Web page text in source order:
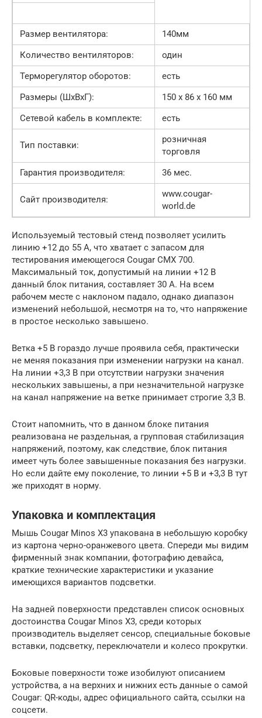
Размер вентилятора:
140мм
Количество вентиляторов:
один
Терморегулятор оборотов:
есть
Размеры (ШхВхГ):
150 х 86 х 160 мм
Сетевой кабель в комплекте:
есть
Тип поставки:
розничная
торговля
Гарантия производителя:
36 мес.
Сайт производителя:
www.cougar-
world.de
Используемый тестовый стенд позволяет усилить
линию +12 до 55 А, что хватает с запасом для
тестирования имеющегося Cougar CMX 700.
Максимальный ток, допустимый на линии +12 В
данный блок питания, составляет 30 А. На всем
рабочем месте с наклоном падало, однако диапазон
изменений небольшой, несмотря на то, что напряжение
в простое несколько завышено.
Ветка +5 В гораздо лучше проявила себя, практически
не меняя показания при изменении нагрузки на канал.
На линии +3,3 В при отсутствии нагрузки значения
нескольких завышены, а при незначительной нагрузке
на канал напряжение на ветке принимает строгие 3,3 В.
Стоит напомнить, что в данном блоке питания
реализована не раздельная, а групповая стабилизация
напряжений, поэтому, как следствие, блок питания
имеет чуть более завышенные показания без нагрузки.
Но если дайте ему поколение, то линии +5 В и +3,3 В тут
же приходят в норму.
Упаковка и комплектация
Мышь Cougar Minos X3 упакована в небольшую коробку
из картона черно-оранжевого цвета. Спереди мы видим
фирменный знак компании, фотографию девайса,
краткие технические характеристики и указание
имеющихся вариантов подсветки.
На задней поверхности представлен список основных
достоинства Cougar Minos X3, среди которых
производитель выделяет сенсор, специальные боковые
вставки, подсветку, переключатели и колесо прокрутки.
Боковые поверхности тоже изобилуют описанием
устройства, а на верхних и нижних есть данные о самой
Cougar: QR-коды, адрес официального сайта, ссылки на
соцсети.